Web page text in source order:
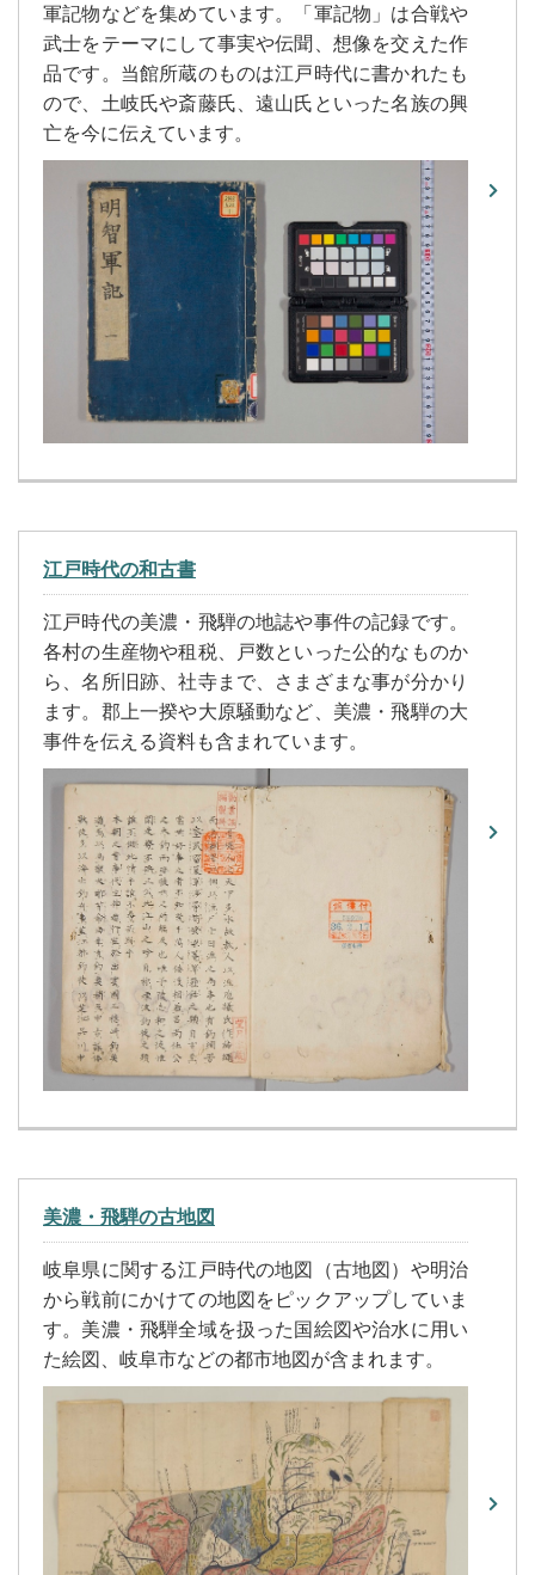
軍記物などを集めています。「軍記物」は合戦や
武士をテーマにして事実や伝聞、想像を交えた作
品です。当館所蔵のものは江戸時代に書かれたも
ので、土岐氏や斎藤氏、遠山氏といった名族の興
亡を今に伝えています。
江戸時代の和古書
江戸時代の美濃・飛騨の地誌や事件の記録です。
各村の生産物や租税、戸数といった公的なものか
ら、名所旧跡、社寺まで、さまざまな事が分かり
ます。郡上一揆や大原騒動など、美濃・飛騨の大
事件を伝える資料も含まれています。
美濃・飛騨の古地図
岐阜県に関する江戸時代の地図（古地図）や明治
から戦前にかけての地図をピックアップしていま
す。美濃・飛騨全域を扱った国絵図や治水に用い
た絵図、岐阜市などの都市地図が含まれます。